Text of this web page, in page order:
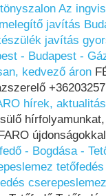
Az
javítás
javítás
- Budapest -
kedvező áron
hírek,
- Bogdása -
tetőfedés